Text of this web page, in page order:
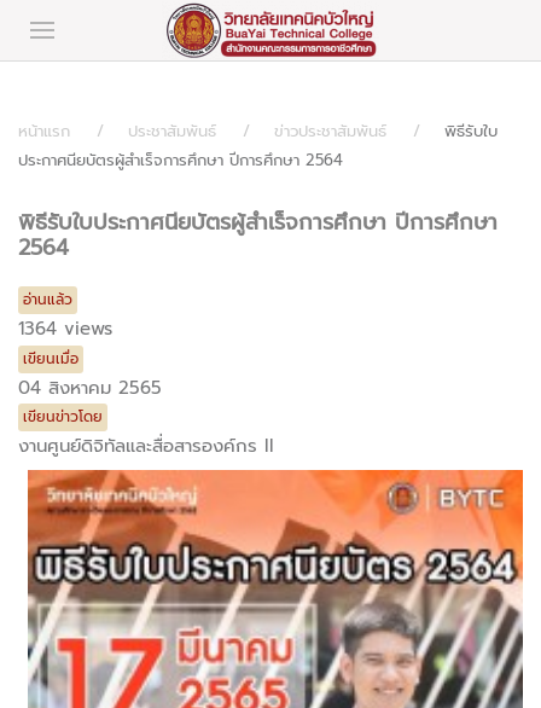
หน้าแรก ประชาสัมพันธ์ ข่าวประชาสัมพันธ์
พิธีรับใบ
ประกาศนียบัตรผู้สำเร็จการศึกษา ปีการศึกษา 2564
พิธีรับใบประกาศนียบัตรผู้สำเร็จการศึกษา ปีการศึกษา
2564
อ่านแล้ว
1364 views
เขียนเมื่อ
04 สิงหาคม 2565
เขียนข่าวโดย
งานศูนย์ดิจิทัลและสื่อสารองค์กร II